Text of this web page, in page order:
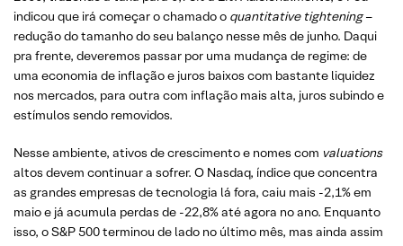
indicou que irá começar o chamado o quantitative tightening–
redução do tamanho do seu balanço nesse mês de junho. Daqui
pra frente, deveremos passar por uma mudança de regime: de
uma economia de inflação e juros baixos com bastante liquidez
nos mercados, para outra com inflação mais alta, juros subindo e
estímulos sendo removidos.
Nesse ambiente, ativos de crescimento e nomes com valuations
altos devem continuar a sofrer. O Nasdaq, índice que concentra
as grandes empresas de tecnologia lá fora, caiu mais -2,1% em
maio e já acumula perdas de -22,8% até agora no ano. Enquanto
isso, o S&P 500 terminou de lado no último mês, mas ainda assim